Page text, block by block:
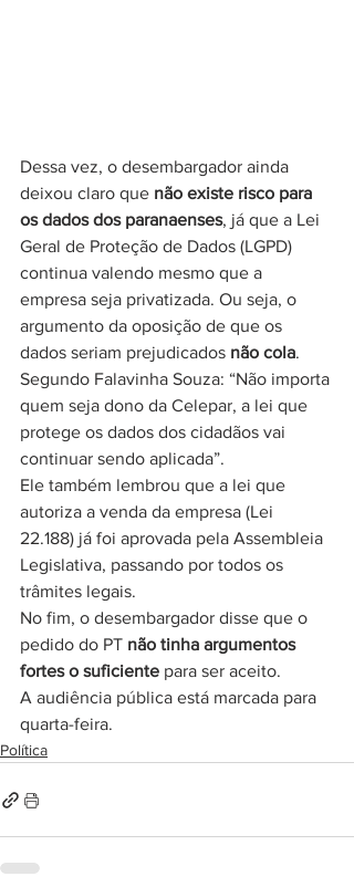
Dessa vez, o desembargador ainda
deixou claro que não existe risco para
os dados dos paranaenses, já que a Lei
Geral de Proteção de Dados (LGPD)
continua valendo mesmo que a
empresa seja privatizada. Ou seja, o
argumento da oposição de que os
dados seriam prejudicados não cola.
Segundo Falavinha Souza: “Não importa
quem seja dono da Celepar, a lei que
protege os dados dos cidadãos vai
continuar sendo aplicada”.
Ele também lembrou que a lei que
autoriza a venda da empresa (Lei
22.188) já foi aprovada pela Assembleia
Legislativa, passando por todos os
trâmites legais.
No fim, o desembargador disse que o
pedido do PT não tinha argumentos
fortes o suficiente para ser aceito.
A audiência pública está marcada para
quarta-feira.
Política